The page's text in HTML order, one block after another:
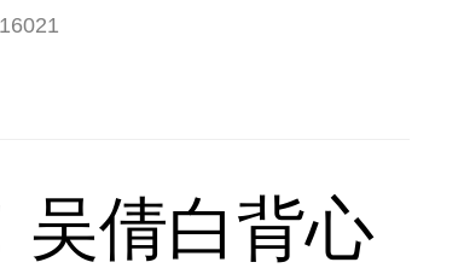
16021
吴倩白背心